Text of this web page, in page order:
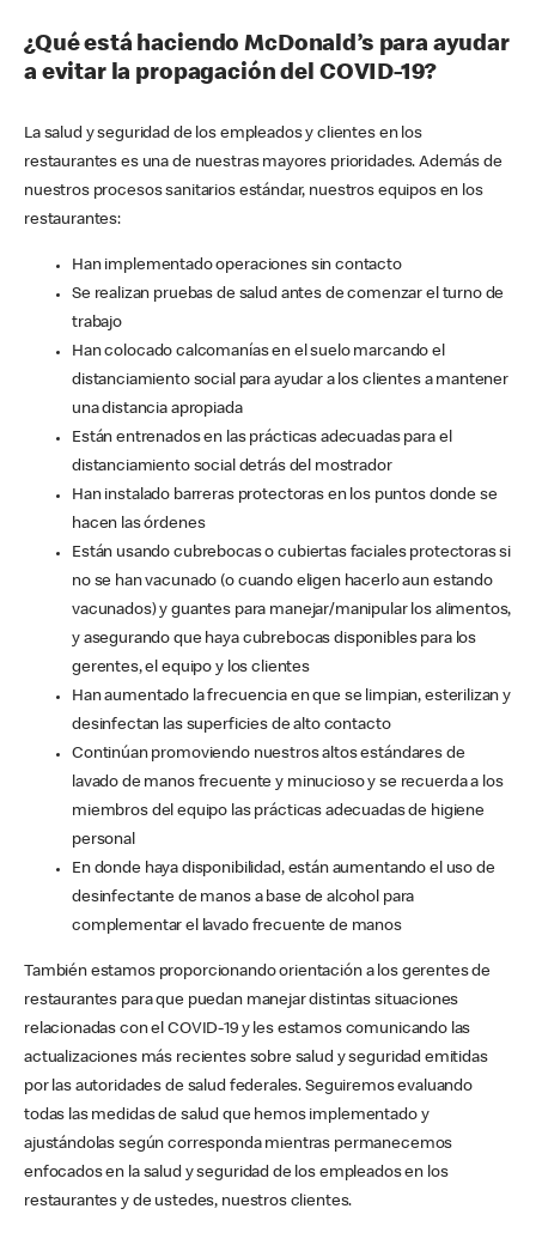
¿Qué está haciendo McDonald’s para ayudar
a evitar la propagación del COVID-19?
La salud y seguridad de los empleados y clientes en los
restaurantes es una de nuestras mayores prioridades. Además de
nuestros procesos sanitarios estándar, nuestros equipos en los
restaurantes:
Han implementado operaciones sin contacto
Se realizan pruebas de salud antes de comenzar el turno de
trabajo
Han colocado calcomanías en el suelo marcando el
distanciamiento social para ayudar a los clientes a mantener
una distancia apropiada
Están entrenados en las prácticas adecuadas para el
distanciamiento social detrás del mostrador
Han instalado barreras protectoras en los puntos donde se
hacen las órdenes
Están usando cubrebocas o cubiertas faciales protectoras si
no se han vacunado (o cuando eligen hacerlo aun estando
vacunados) y guantes para manejar/manipular los alimentos,
y asegurando que haya cubrebocas disponibles para los
gerentes, el equipo y los clientes
Han aumentado la frecuencia en que se limpian, esterilizan y
desinfectan las superficies de alto contacto
Continúan promoviendo nuestros altos estándares de
lavado de manos frecuente y minucioso y se recuerda a los
miembros del equipo las prácticas adecuadas de higiene
personal
En donde haya disponibilidad, están aumentando el uso de
desinfectante de manos a base de alcohol para
complementar el lavado frecuente de manos
También estamos proporcionando orientación a los gerentes de
restaurantes para que puedan manejar distintas situaciones
relacionadas con el COVID-19 y les estamos comunicando las
actualizaciones más recientes sobre salud y seguridad emitidas
por las autoridades de salud federales. Seguiremos evaluando
todas las medidas de salud que hemos implementado y
ajustándolas según corresponda mientras permanecemos
enfocados en la salud y seguridad de los empleados en los
restaurantes y de ustedes, nuestros clientes.